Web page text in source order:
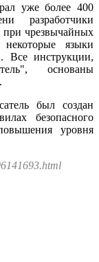
уже более 400
разработчики
при чрезвычайных
языки
Все инструкции,
основаны
был создан
безопасного
уровня